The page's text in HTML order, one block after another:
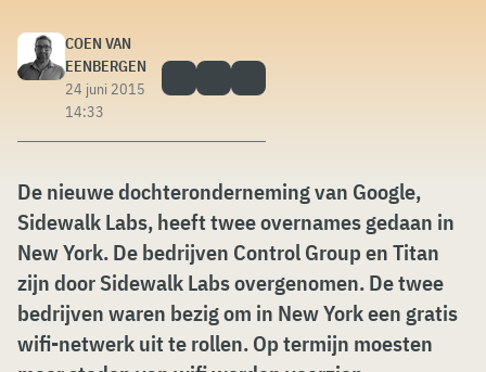
COEN VAN
EENBERGEN
24 juni 2015
14:33
De nieuwe dochteronderneming van Google,
Sidewalk Labs, heeft twee overnames gedaan in
New York. De bedrijven Control Group en Titan
zijn door Sidewalk Labs overgenomen. De twee
bedrijven waren bezig om in New York een gratis
wifi-netwerk uit te rollen. Op termijn moesten